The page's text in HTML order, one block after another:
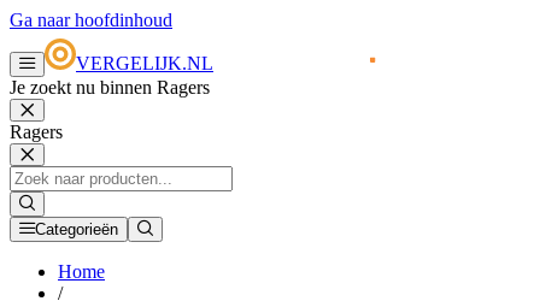
Ga naar hoofdinhoud
VERGELIJK.NL
Je zoekt nu binnen Ragers
Ragers
Categorieën
Home
/